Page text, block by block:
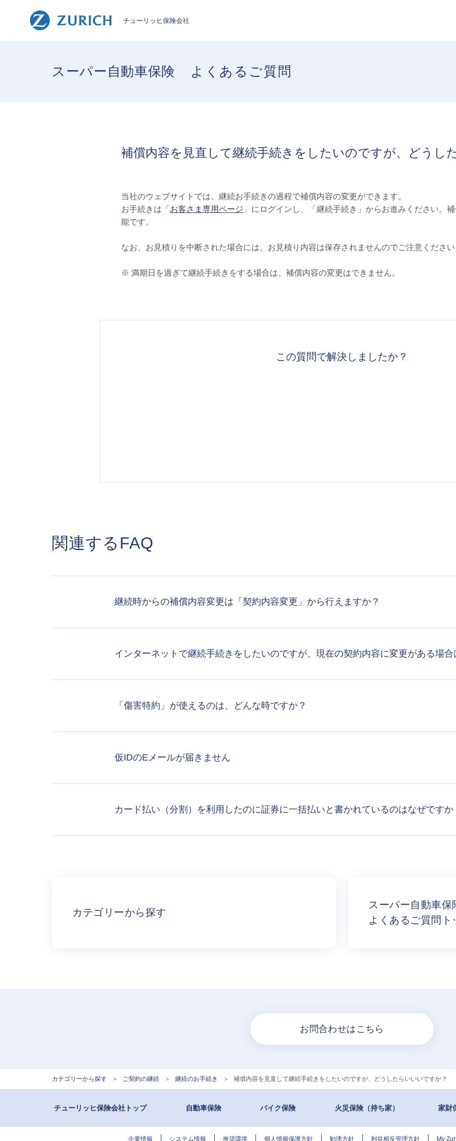
チューリッヒ保険会社
スーパー自動車保険 よくあるご質問
補償内容を見直して継続手続きをしたいのですが、どうし
当社のウェブサイトでは、継続お手続きの過程で補償内容の変更ができます。
お手続きは「 お客さま専用ページ 」にログインし、「継続手続き」からお進みください。
能です。
なお、お見積りを中断された場合には、お見積り内容は保存されませんのでご注意くださ
※ 満期日を過ぎて継続手続きをする場合は、補償内容の変更はできません。
この質問で解決しましたか？
関連するFAQ
継続時からの補償内容変更は「契約内容変更」から行えますか？
インターネットで継続手続きをしたいのですが、現在の契約内容に変更がある場
「傷害特約」が使えるのは、どんな時ですか？
仮IDのEメールが届きません
カード払い（分割）を利用したのに証券に一括払いと書かれているのはなぜですか
カテゴリーから探す
スーパー自動車保
よくあるご質問ト
お問合わせはこちら
カテゴリーから探す > ご契約の継続 > 継続のお手続き > 補償内容を見直して継続手続きをしたいのですが、どうしたらいいいですか？
チューリッヒ保険会社トップ 自動車保険 バイク保険 火災保険（持ち家） 家財
企業情報 システム情報 推奨環境 個人情報保護方針 勧誘方針 利益相反管理方針 My